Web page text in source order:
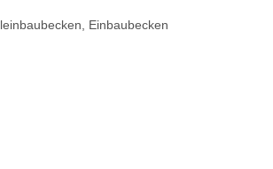
Einbaubecken